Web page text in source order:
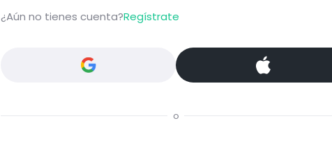
Sal
¿Aún no tienes cuenta?Regístrate
o